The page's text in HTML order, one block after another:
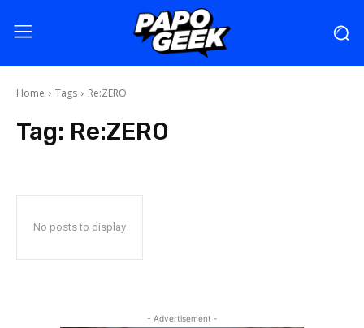
Home Tags Re:ZERO
Tag: Re:ZERO
No posts to display
- Advertisement -